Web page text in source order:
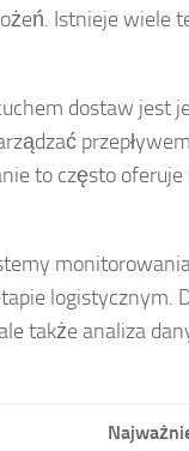
Istnieje wiele
dostaw
to często
logistycznym.
także analiza